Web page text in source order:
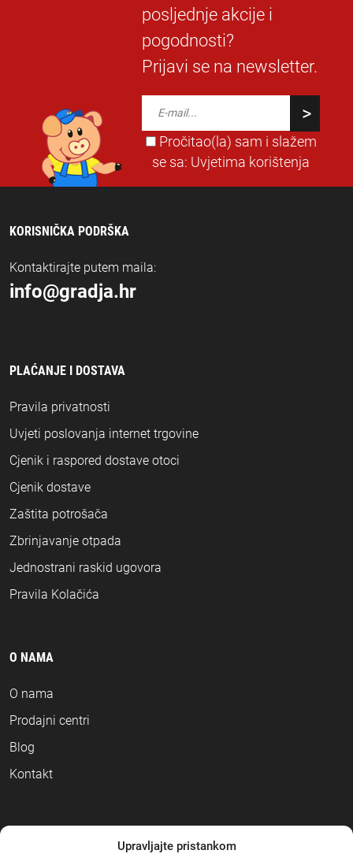
Upravljajte pristankom
posljednje akcije i
pogodnosti?
Prijavi se na newsletter.
Pročitao(la) sam i slažem
se sa: Uvjetima korištenja
KORISNIČKA PODRŠKA
Kontaktirajte putem maila:
info@gradja.hr
PLAĆANJE I DOSTAVA
Pravila privatnosti
Uvjeti poslovanja internet trgovine
Cjenik i raspored dostave otoci
Cjenik dostave
Zaštita potrošača
Zbrinjavanje otpada
Jednostrani raskid ugovora
Pravila Kolačića
O NAMA
O nama
Prodajni centri
Blog
Kontakt